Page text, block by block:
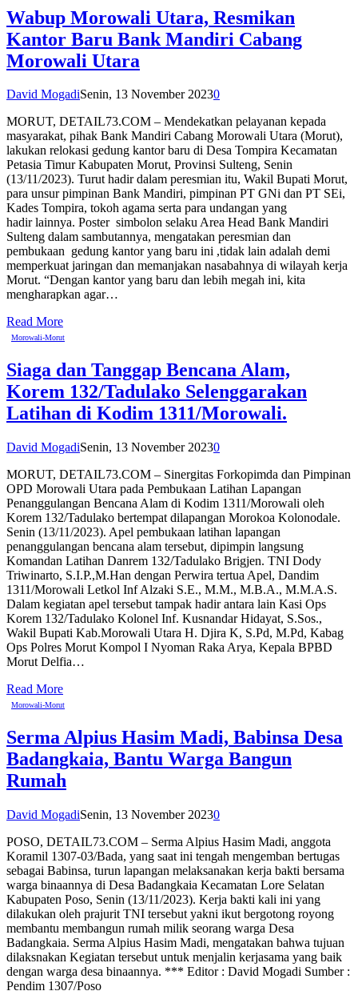
Wabup Morowali Utara, Resmikan
Kantor Baru Bank Mandiri Cabang
Morowali Utara
David MogadiSenin, 13 November 20230
MORUT, DETAIL73.COM – Mendekatkan pelayanan kepada
masyarakat, pihak Bank Mandiri Cabang Morowali Utara (Morut),
lakukan relokasi gedung kantor baru di Desa Tompira Kecamatan
Petasia Timur Kabupaten Morut, Provinsi Sulteng, Senin
(13/11/2023). Turut hadir dalam peresmian itu, Wakil Bupati Morut,
para unsur pimpinan Bank Mandiri, pimpinan PT GNi dan PT SEi,
Kades Tompira, tokoh agama serta para undangan yang
hadir lainnya. Poster simbolon selaku Area Head Bank Mandiri
Sulteng dalam sambutannya, mengatakan peresmian dan
pembukaan gedung kantor yang baru ini ,tidak lain adalah demi
memperkuat jaringan dan memanjakan nasabahnya di wilayah kerja
Morut. “Dengan kantor yang baru dan lebih megah ini, kita
mengharapkan agar…
Read More
Morowali-Morut
Siaga dan Tanggap Bencana Alam,
Korem 132/Tadulako Selenggarakan
Latihan di Kodim 1311/Morowali.
David MogadiSenin, 13 November 20230
MORUT, DETAIL73.COM – Sinergitas Forkopimda dan Pimpinan
OPD Morowali Utara pada Pembukaan Latihan Lapangan
Penanggulangan Bencana Alam di Kodim 1311/Morowali oleh
Korem 132/Tadulako bertempat dilapangan Morokoa Kolonodale.
Senin (13/11/2023). Apel pembukaan latihan lapangan
penanggulangan bencana alam tersebut, dipimpin langsung
Komandan Latihan Danrem 132/Tadulako Brigjen. TNI Dody
Triwinarto, S.I.P.,M.Han dengan Perwira tertua Apel, Dandim
1311/Morowali Letkol Inf Alzaki S.E., M.M., M.B.A., M.M.A.S.
Dalam kegiatan apel tersebut tampak hadir antara lain Kasi Ops
Korem 132/Tadulako Kolonel Inf. Kusnandar Hidayat, S.Sos.,
Wakil Bupati Kab.Morowali Utara H. Djira K, S.Pd, M.Pd, Kabag
Ops Polres Morut Kompol I Nyoman Raka Arya, Kepala BPBD
Morut Delfia…
Read More
Morowali-Morut
Serma Alpius Hasim Madi, Babinsa Desa
Badangkaia, Bantu Warga Bangun
Rumah
David MogadiSenin, 13 November 20230
POSO, DETAIL73.COM – Serma Alpius Hasim Madi, anggota
Koramil 1307-03/Bada, yang saat ini tengah mengemban bertugas
sebagai Babinsa, turun lapangan melaksanakan kerja bakti bersama
warga binaannya di Desa Badangkaia Kecamatan Lore Selatan
Kabupaten Poso, Senin (13/11/2023). Kerja bakti kali ini yang
dilakukan oleh prajurit TNI tersebut yakni ikut bergotong royong
membantu membangun rumah milik seorang warga Desa
Badangkaia. Serma Alpius Hasim Madi, mengatakan bahwa tujuan
dilaksnakan Kegiatan tersebut untuk menjalin kerjasama yang baik
dengan warga desa binaannya. *** Editor : David Mogadi Sumber :
Pendim 1307/Poso